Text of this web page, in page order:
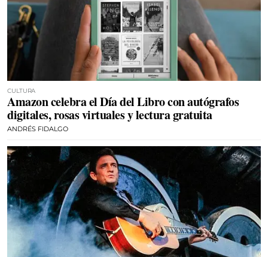
CULTURA
Amazon celebra el Día del Libro con autógrafos
digitales, rosas virtuales y lectura gratuita
ANDRÉS FIDALGO